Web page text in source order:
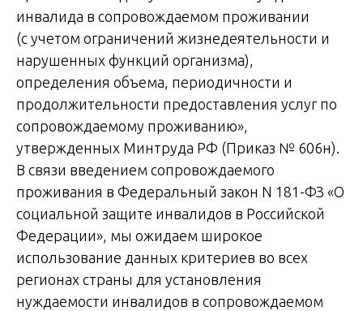
инвалида в сопровождаемом проживании
(с учетом ограничений жизнедеятельности и
нарушенных функций организма),
определения объема, периодичности и
продолжительности предоставления услуг по
сопровождаемому проживанию»,
утвержденных Минтруда РФ (Приказ № 606н).
В связи введением сопровождаемого
проживания в Федеральный закон N 181-ФЗ «О
социальной защите инвалидов в Российской
Федерации», мы ожидаем широкое
использование данных критериев во всех
регионах страны для установления
нуждаемости инвалидов в сопровождаемом